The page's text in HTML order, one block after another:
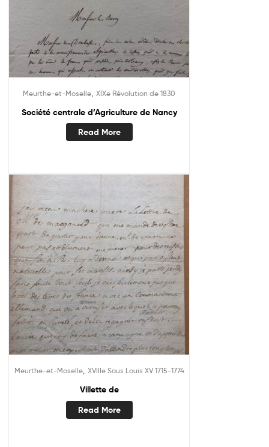
Meurthe-et-Moselle XIXe Révolution de 1830
Société centrale d’Agriculture de Nancy
Read More
Meurthe-et-Moselle, XVIIIe Sous Louis XV 1715-1774
Villette de
Read More